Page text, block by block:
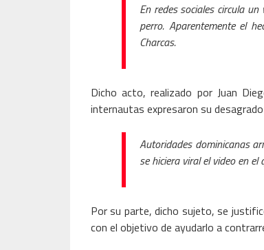
En redes sociales circula
perro. Aparentemente el
Charcas.
Dicho acto, realizado por Juan
internautas expresaron su
Autoridades dominicanas
se hiciera viral el video en
Por su parte, dicho sujeto, se
con el objetivo de ayudarlo a